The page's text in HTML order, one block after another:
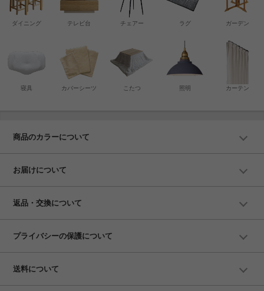
寝具 カバーシーツ
チェアー
こたつ
テレビ台
ダイニング ラグ
カーテン
照明
ガーデン
商品のカラーについて
お届けについて
返品・交換について
プライバシーの保護について
送料について